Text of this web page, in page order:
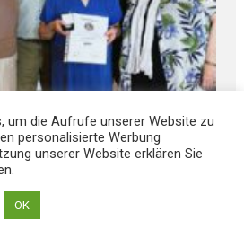
D A I L L E verliehen
um die Aufrufe unserer Website zu
personalisierte Werbung
unserer Website erklären Sie
OK